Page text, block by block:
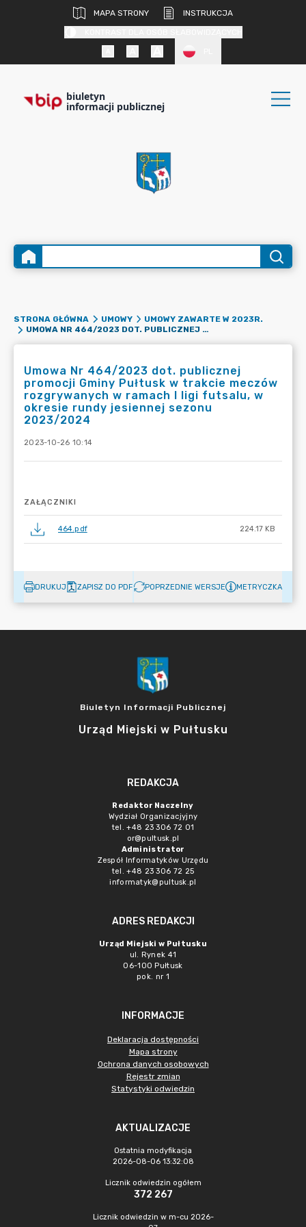
MAPA STRONY
INSTRUKCJA
biuletyn
informacji publicznej
STRONA GŁÓWNA UMOWY
UMOWY ZAWARTE W 2023R.
UMOWA NR 464/2023 DOT. PUBLICZNEJ PROMOCJI GMINY PUŁTUSK W TRAKCIE MECZÓW ROZGRYWANYCH W RAMACH I LIGI FUTSALU, W OKRESIE RUNDY JESIENNEJ SEZONU 2023/2024
Umowa Nr 464/2023 dot. publicznej
promocji Gminy Pułtusk w trakcie meczów
rozgrywanych w ramach I ligi futsalu, w
okresie rundy jesiennej sezonu
2023/2024
2023-10-26 10:14
ZAŁĄCZNIKI
464.pdf 224.17 KB
DRUKUJ ZAPISZ DO PDF POPRZEDNIE WERSJE METRYCZKA
Biuletyn Informacji Publicznej
Urząd Miejski w Pułtusku
REDAKCJA
Redaktor Naczelny
Wydział Organizacjyjny
tel. +48 23 306 72 01
or@pultusk.pl
Administrator
Zespół Informatyków Urzędu
tel. +48 23 306 72 25
informatyk@pultusk.pl
ADRES REDAKCJI
Urząd Miejski w Pułtusku
ul. Rynek 41
06-100 Pułtusk
pok. nr 1
INFORMACJE
Deklaracja dostępności
Mapa strony
Ochrona danych osobowych
Rejestr zmian
Statystyki odwiedzin
AKTUALIZACJE
Ostatnia modyfikacja
2026-08-06 13:32:08
Licznik odwiedzin ogółem
372 267
Licznik odwiedzin w m-cu 2026-